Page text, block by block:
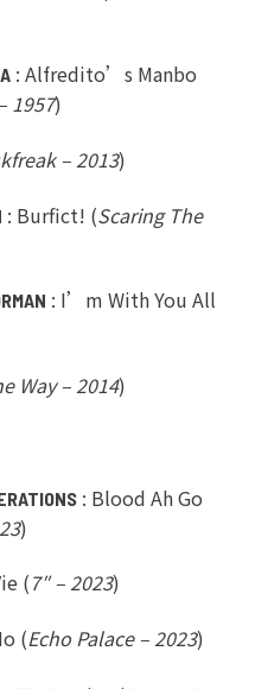
: Alfredito’s Manbo
1957)
– 2013)
: Burfict! (Scaring The
: I’m With You All
Way – 2014)
: Blood Ah Go
)
(7″ – 2023)
(Echo Palace – 2023)